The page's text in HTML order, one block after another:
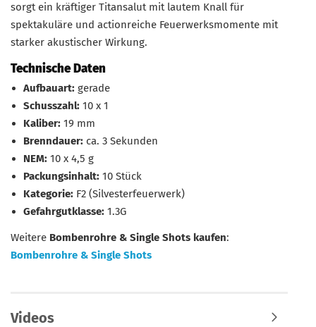
sorgt ein kräftiger Titansalut mit lautem Knall für
spektakuläre und actionreiche Feuerwerksmomente mit
starker akustischer Wirkung.
Technische Daten
Aufbauart: gerade
Schusszahl: 10 x 1
Kaliber: 19 mm
Brenndauer: ca. 3 Sekunden
NEM: 10 x 4,5 g
Packungsinhalt: 10 Stück
Kategorie: F2 (Silvesterfeuerwerk)
Gefahrgutklasse: 1.3G
Weitere Bombenrohre & Single Shots kaufen:
Bombenrohre & Single Shots
Videos